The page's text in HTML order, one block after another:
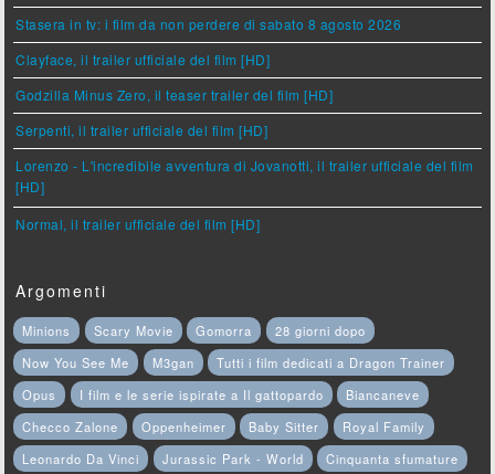
Stasera in tv: i film da non perdere di sabato 8 agosto 2026
Clayface, il trailer ufficiale del film [HD]
Godzilla Minus Zero, il teaser trailer del film [HD]
Serpenti, il trailer ufficiale del film [HD]
Lorenzo - L'incredibile avventura di Jovanotti, il trailer ufficiale del film
[HD]
Normal, il trailer ufficiale del film [HD]
Argomenti
Minions Scary Movie Gomorra
28 giorni dopo
Now You See Me
M3gan
Tutti i film dedicati a Dragon Trainer
Opus
I film e le serie ispirate a Il gattopardo
Biancaneve
Checco Zalone
Oppenheimer Baby Sitter
Royal Family
Leonardo Da Vinci
Jurassic Park - World
Cinquanta sfumature